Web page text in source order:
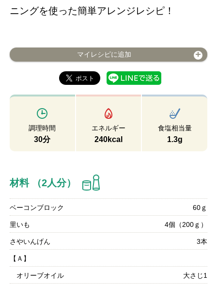
ニングを使った簡単アレンジレシピ！
マイレシピに追加
調理時間
30分
エネルギー
240kcal
食塩相当量
1.3g
材料 （2人分）
ベーコンブロック 60ｇ
里いも 4個（200ｇ）
さやいんげん 3本
【Ａ】
オリーブオイル 大さじ1